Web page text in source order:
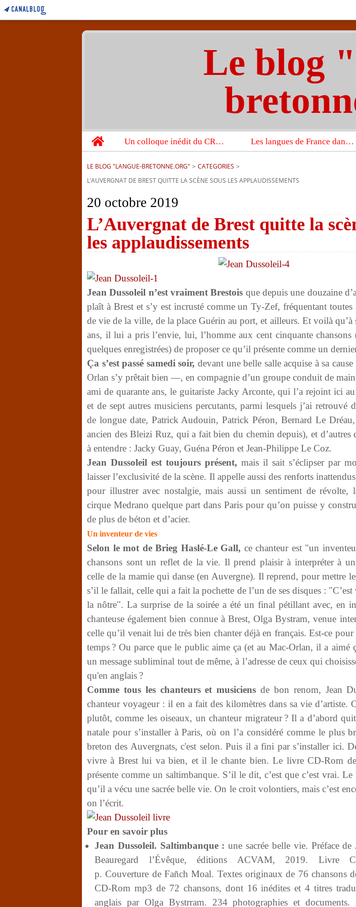
Le blog
Home
Un colloque inédit du CRBC sur les victimes de l’année 1944 Les langues de France dans un imposant ouvrage sur la langue française que publient les Presses universitaires d’Oxford
LE BLOG "LANGUE-BRETONNE.ORG" > CATEGORIES >
L’AUVERGNAT DE BREST QUITTE LA SCÈNE SOUS LES APPLAUDISSEMENTS
20 octobre 2019
L’Auvergnat de Brest quitte la
les applaudissements
Jean Dussoleil n’est vraiment Brestois que depuis une douzaine
plaît à Brest et s’y est incrusté comme un Ty-Zef, fréquentant toutes
de vie de la ville, de la place Guérin au port, et ailleurs. Et voilà qu’à
ans, il lui a pris l’envie, lui, l’homme aux cent cinquante
quelques enregistrées) de proposer ce qu’il présente comme un
Ça s’est passé samedi soir, devant une belle salle acquise à sa
Orlan s’y prêtait bien —, en compagnie d’un groupe conduit de
ami de quarante ans, le guitariste Jacky Arconte, qui l’a rejoint ici
et de sept autres musiciens percutants, parmi lesquels j’ai retrouvé
de longue date, Patrick Audouin, Patrick Péron, Bernard Le
ancien des Bleizi Ruz, qui a fait bien du chemin depuis), et d’autres
à entendre : Jacky Guay, Guéna Péron et Jean-Philippe Le Coz.
Jean Dussoleil est toujours présent, mais il sait s’éclipser par
laisser l’exclusivité de la scène. Il appelle aussi des renforts
pour illustrer avec nostalgie, mais aussi un sentiment de révolte,
cirque Medrano quelque part dans Paris pour qu’on puisse y
de plus de béton et d’acier.
Un inventeur de vies
Selon le mot de Brieg Haslé-Le Gall, ce chanteur est "un
chansons sont un reflet de la vie. Il prend plaisir à interpréter à
celle de la mamie qui danse (en Auvergne). Il reprend, pour mettre
s’il le fallait, celle qui a fait la pochette de l’un de ses disques : "C’est
la nôtre". La surprise de la soirée a été un final pétillant avec, en
chanteuse également bien connue à Brest, Olga Bystram, venue
celle qu’il venait lui de très bien chanter déjà en français. Est-ce pour
temps ? Ou parce que le public aime ça (et au Mac-Orlan, il a aimé
un message subliminal tout de même, à l’adresse de ceux qui
qu'en anglais ?
Comme tous les chanteurs et musiciens de bon renom, Jean
chanteur voyageur : il en a fait des kilomètres dans sa vie d’artiste.
plutôt, comme les oiseaux, un chanteur migrateur ? Il a d’abord
natale pour s’installer à Paris, où on l’a considéré comme le plus
breton des Auvergnats, c'est selon. Puis il a fini par s’installer ici.
vivre à Brest lui va bien, et il le chante bien. Le livre CD-Rom de
présente comme un saltimbanque. S’il le dit, c’est que c’est vrai. Le
qu’il a vécu une sacrée belle vie. On le croit volontiers, mais c’est
on l’écrit.
Pour en savoir plus
Jean Dussoleil. Saltimbanque : une sacrée belle vie. Préface de
Beauregard l’Évêque, éditions ACVAM, 2019. Livre
p. Couverture de Fañch Moal. Textes originaux de 76 chansons
CD-Rom mp3 de 72 chansons, dont 16 inédites et 4 titres
anglais par Olga Bystrram. 234 photographies et documents.